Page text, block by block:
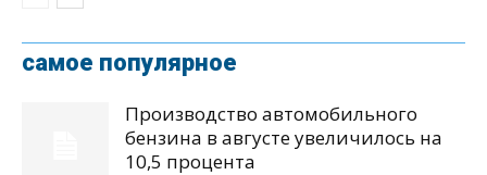
самое популярное
Производство автомобильного
бензина в августе увеличилось на
10,5 процента